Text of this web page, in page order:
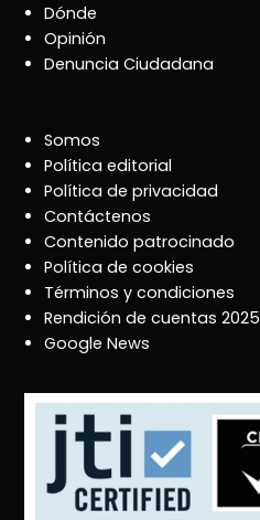
Dónde
Opinión
Denuncia Ciudadana
Somos
Política editorial
Política de privacidad
Contáctenos
Contenido patrocinado
Política de cookies
Términos y condiciones
Rendición de cuentas 2025
Google News